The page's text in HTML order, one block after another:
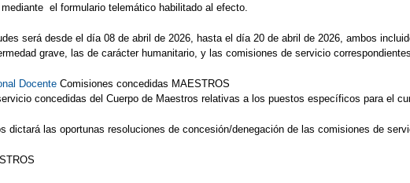
el formulario telemático habilitado al efecto.
será desde el día 08 de abril de 2026, hasta el día 20 de abril de 2026, ambos
grave, las de carácter humanitario, y las comisiones de servicio
Docente Comisiones concedidas MAESTROS
concedidas del Cuerpo de Maestros relativas a los puestos específicos para el
dictará las oportunas resoluciones de concesión/denegación de las comisiones de